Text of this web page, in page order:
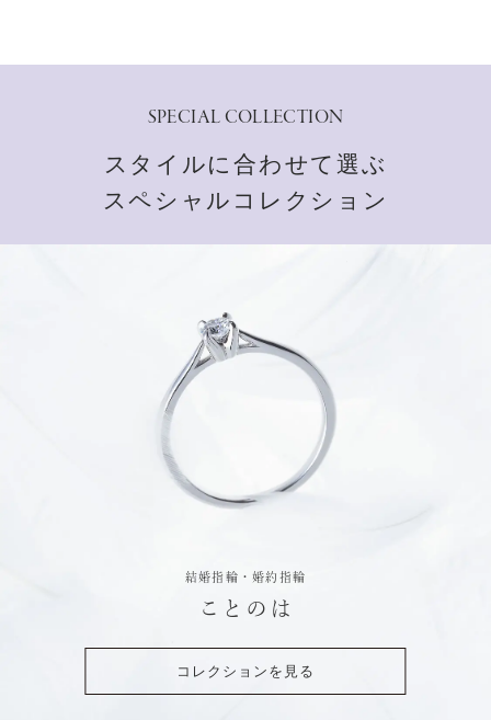
SPECIAL COLLECTION
スタイルに合わせて選ぶ
スペシャルコレクション
結婚指輪・婚約指輪
ことのは
コレクションを見る